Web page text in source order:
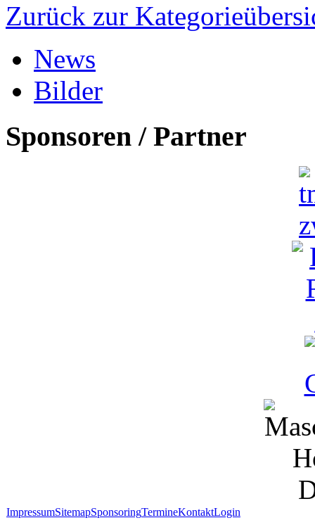
Zurück zur
News
Bilder
Sponsoren / Partner
ImpressumSitemapSponsoringTermineKontaktLogin